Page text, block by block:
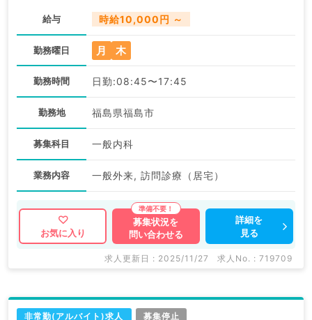
給与 時給10,000円 ～
勤務曜日 月 木
勤務時間 日勤:08:45〜17:45
勤務地 福島県福島市
募集科目 一般内科
業務内容 一般外来, 訪問診療（居宅）
お気に入り
募集状況を
問い合わせる
詳細を
見る
求人更新日 : 2025/11/27 求人No. : 719709
非常勤(アルバイト)求人 募集停止